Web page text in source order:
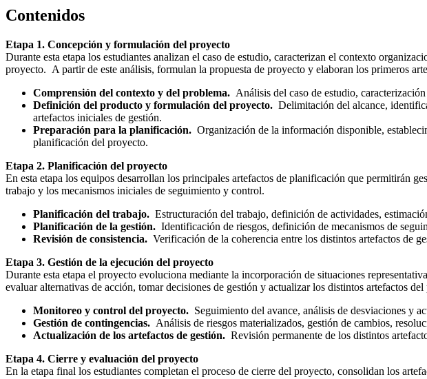
Contenidos
Etapa 1. Concepción y formulación del proyecto
Durante esta etapa los estudiantes analizan el caso de estudio, caracterizan el contexto
proyecto. A partir de este análisis, formulan la propuesta de proyecto y elaboran los primeros
Comprensión del contexto y del problema. Análisis del caso de estudio,
Definición del producto y formulación del proyecto. Delimitación del alcance,
artefactos iniciales de gestión.
Preparación para la planificación. Organización de la información disponible,
planificación del proyecto.
Etapa 2. Planificación del proyecto
En esta etapa los equipos desarrollan los principales artefactos de planificación que permitirán
trabajo y los mecanismos iniciales de seguimiento y control.
Planificación del trabajo. Estructuración del trabajo, definición de actividades,
Planificación de la gestión. Identificación de riesgos, definición de mecanismos de
Revisión de consistencia. Verificación de la coherencia entre los distintos artefactos de
Etapa 3. Gestión de la ejecución del proyecto
Durante esta etapa el proyecto evoluciona mediante la incorporación de situaciones
evaluar alternativas de acción, tomar decisiones de gestión y actualizar los distintos artefactos
Monitoreo y control del proyecto. Seguimiento del avance, análisis de desviaciones y
Gestión de contingencias. Análisis de riesgos materializados, gestión de cambios,
Actualización de los artefactos de gestión. Revisión permanente de los distintos
Etapa 4. Cierre y evaluación del proyecto
En la etapa final los estudiantes completan el proceso de cierre del proyecto, consolidan los